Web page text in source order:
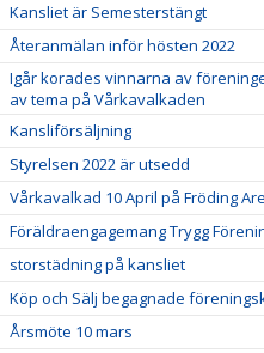
Kansliet är Semesterstängt
Återanmälan inför hösten 2022
Igår korades vinnarna av
av tema på Vårkavalkaden
Kansliförsäljning
Styrelsen 2022 är utsedd
Vårkavalkad 10 April på Fröding
Föräldraengagemang Trygg
storstädning på kansliet
Köp och Sälj begagnade
Årsmöte 10 mars